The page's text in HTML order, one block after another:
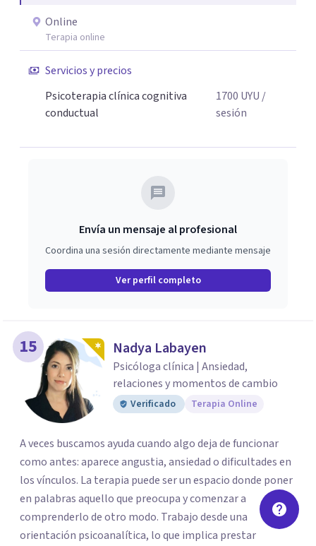
Online
Terapia online
Servicios y precios
Psicoterapia clínica cognitiva
conductual
1700 UYU /
sesión
Envía un mensaje al profesional
Coordina una sesión directamente mediante mensaje
Ver perfil completo
15 Nadya Labayen
Psicóloga clínica | Ansiedad,
relaciones y momentos de cambio
Verificado Terapia Online
A veces buscamos ayuda cuando algo deja de funcionar
como antes: aparece angustia, ansiedad o dificultades en
los vínculos. La terapia puede ser un espacio donde poner
en palabras aquello que preocupa y comenzar a
comprenderlo de otro modo. Trabajo desde una
orientación psicoanalítica, lo que implica prestar